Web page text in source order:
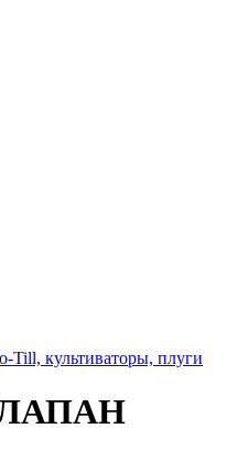
Till, культиваторы, плуги